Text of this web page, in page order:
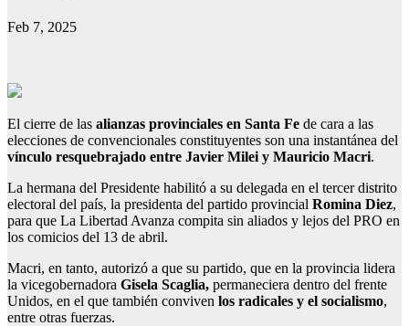
Feb 7, 2025
El cierre de las alianzas provinciales en Santa Fe de cara a las
elecciones de convencionales constituyentes son una instantánea del
vínculo resquebrajado entre Javier Milei y Mauricio Macri.
La hermana del Presidente habilitó a su delegada en el tercer distrito
electoral del país, la presidenta del partido provincial Romina Diez,
para que La Libertad Avanza compita sin aliados y lejos del PRO en
los comicios del 13 de abril.
Macri, en tanto, autorizó a que su partido, que en la provincia lidera
la vicegobernadora Gisela Scaglia, permaneciera dentro del frente
Unidos, en el que también conviven los radicales y el socialismo,
entre otras fuerzas.